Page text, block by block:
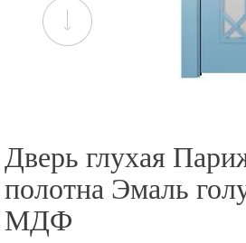
Дверь глухая
полотна Эмаль
МДФ